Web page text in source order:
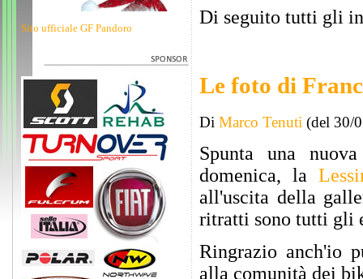
Sito ufficiale GF Pandoro
Di seguito tutti gli
Le foto di
Di Marco Tenuti (del 30/
Spunta una
domenica, la
all'uscita della
ritratti sono tutti gli
Ringrazio anch'io
alla comunità dei